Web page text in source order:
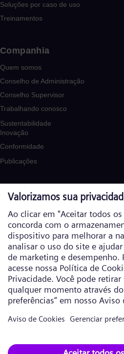
Soluções por caso de uso
Treinamentos
Companhia
Quem somos
Conselho de Administração
Conselho Supervisor
Trabalhando conosco
Sustentabilidade
Inovação
Conformidade
Publicações
Fornecedor
Contato
Canais de denúncia
Assine nossa newsletter
Histórias da Siemens
Aproveite a energia do vento com
eólica Siemens Gamesa.